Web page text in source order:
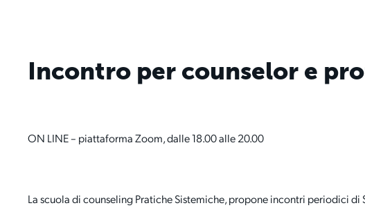
Incontro per counselor e
ON LINE – piattaforma Zoom, dalle 18.00 alle 20.00
La scuola di counseling Pratiche Sistemiche, propone incontri periodici